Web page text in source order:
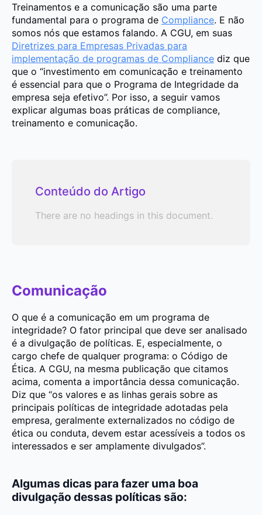
Treinamentos e a comunicação são uma parte
fundamental para o programa de Compliance. E não
somos nós que estamos falando. A CGU, em suas
Diretrizes para Empresas Privadas para
implementação de programas de Compliance diz que
que o “investimento em comunicação e treinamento
é essencial para que o Programa de Integridade da
empresa seja efetivo”. Por isso, a seguir vamos
explicar algumas boas práticas de compliance,
treinamento e comunicação.
Conteúdo do Artigo
There are no headings in this document.
Comunicação
O que é a comunicação em um programa de
integridade? O fator principal que deve ser analisado
é a divulgação de políticas. E, especialmente, o
cargo chefe de qualquer programa: o Código de
Ética. A CGU, na mesma publicação que citamos
acima, comenta a importância dessa comunicação.
Diz que “os valores e as linhas gerais sobre as
principais políticas de integridade adotadas pela
empresa, geralmente externalizados no código de
ética ou conduta, devem estar acessíveis a todos os
interessados e ser amplamente divulgados”.
Algumas dicas para fazer uma boa
divulgação dessas políticas são: